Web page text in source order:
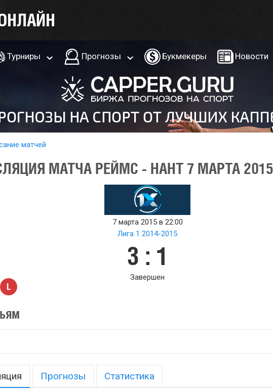
Турниры Прогнозы Букмекеры Новости
матчей
МАТЧА РЕЙМС - НАНТ 7 МАРТА 2015
L
7 марта 2015 в 22:00
Лига 1 2014-2015
3 : 1
Завершен
Прогнозы Статистика